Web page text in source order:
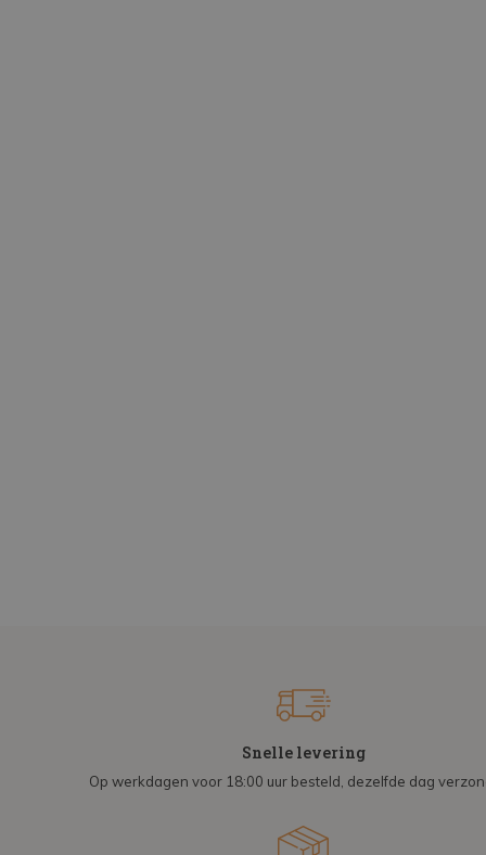
Snelle levering
Op werkdagen voor 18:00 uur besteld, dezelfde dag